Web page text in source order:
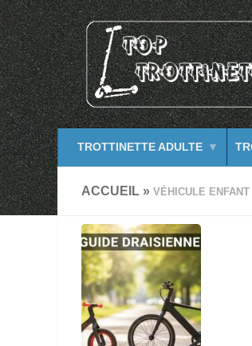
TROTTINETTE ADULTE
ACCUEIL » VÉHICULE ENFANT